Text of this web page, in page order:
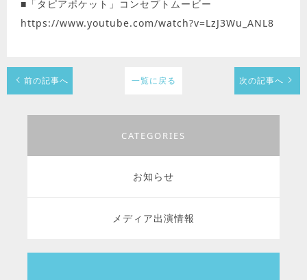
■「タピアポケット」コンセプトムービー
https://www.youtube.com/watch?v=LzJ3Wu_ANL8
一覧に戻る
前の記事へ 次の記事へ
CATEGORIES
お知らせ
メディア出演情報